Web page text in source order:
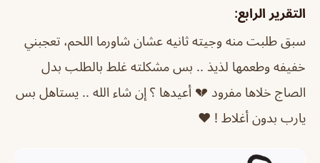
التقرير الرابع:
سبق طلبت منه وجيته ثانيه عشان شاورما اللحم، تعجبني
خفيفه وطعمها لذيذ .. بس مشكلته غلط بالطلب بدل
الصاج خلاها مفرود 💔 أعيدها ؟ إن شاء الله .. يستاهل بس
يارب بدون أغلاط ! ♥️